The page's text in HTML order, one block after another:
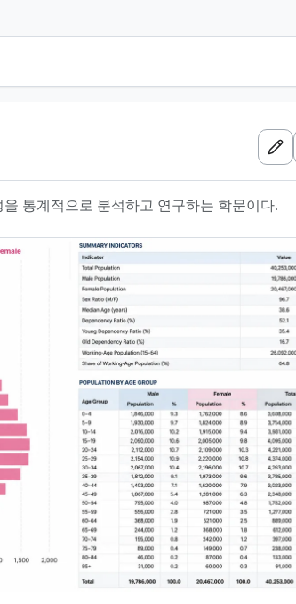
통계적으로 분석하고 연구하는 학문이다.